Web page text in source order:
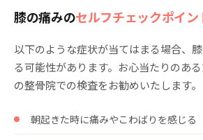
膝の痛みのセルフチェックポイン
以下のような症状が当てはまる場合、
る可能性があります。お心当たりのあ
の整骨院での検査をお勧めいたします。
朝起きた時に痛みやこわばりを感じる